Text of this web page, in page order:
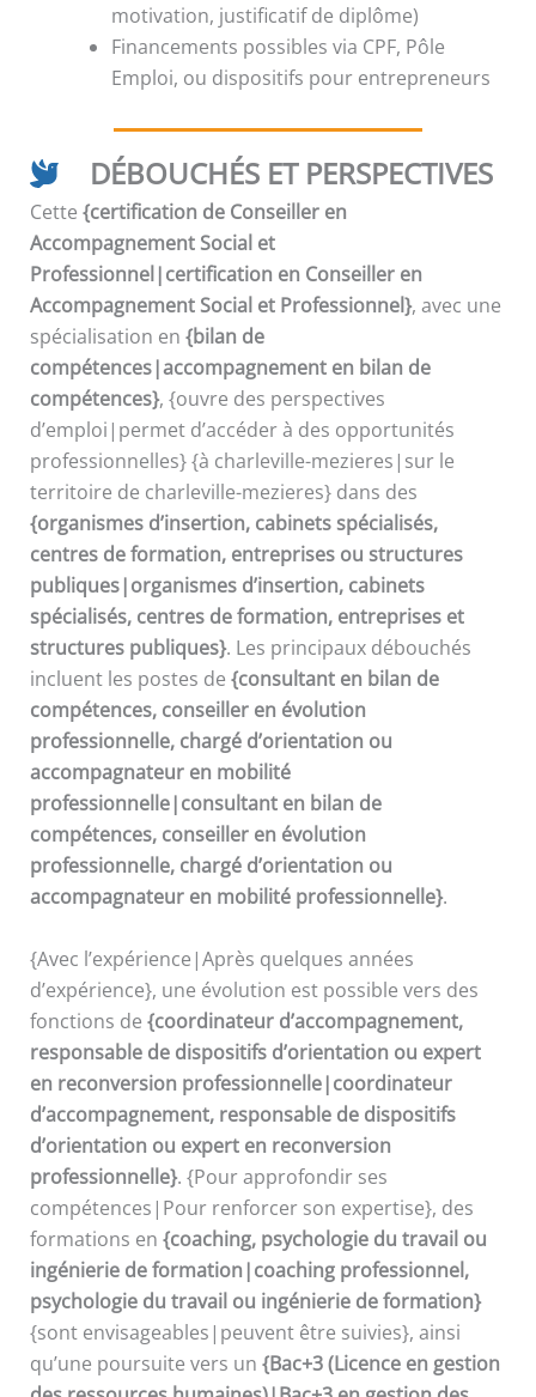
motivation, justificatif de diplôme)
Financements possibles via CPF, Pôle
Emploi, ou dispositifs pour entrepreneurs
DÉBOUCHÉS ET PERSPECTIVES
Cette {certification de Conseiller en
Accompagnement Social et
Professionnel|certification en Conseiller en
Accompagnement Social et Professionnel}, avec une
spécialisation en {bilan de
compétences|accompagnement en bilan de
compétences}, {ouvre des perspectives
d’emploi|permet d’accéder à des opportunités
professionnelles} {à charleville-mezieres|sur le
territoire de charleville-mezieres} dans des
{organismes d’insertion, cabinets spécialisés,
centres de formation, entreprises ou structures
publiques|organismes d’insertion, cabinets
spécialisés, centres de formation, entreprises et
structures publiques}. Les principaux débouchés
incluent les postes de {consultant en bilan de
compétences, conseiller en évolution
professionnelle, chargé d’orientation ou
accompagnateur en mobilité
professionnelle|consultant en bilan de
compétences, conseiller en évolution
professionnelle, chargé d’orientation ou
accompagnateur en mobilité professionnelle}.
{Avec l’expérience|Après quelques années
d’expérience}, une évolution est possible vers des
fonctions de {coordinateur d’accompagnement,
responsable de dispositifs d’orientation ou expert
en reconversion professionnelle|coordinateur
d’accompagnement, responsable de dispositifs
d’orientation ou expert en reconversion
professionnelle}. {Pour approfondir ses
compétences|Pour renforcer son expertise}, des
formations en {coaching, psychologie du travail ou
ingénierie de formation|coaching professionnel,
psychologie du travail ou ingénierie de formation}
{sont envisageables|peuvent être suivies}, ainsi
qu’une poursuite vers un {Bac+3 (Licence en gestion